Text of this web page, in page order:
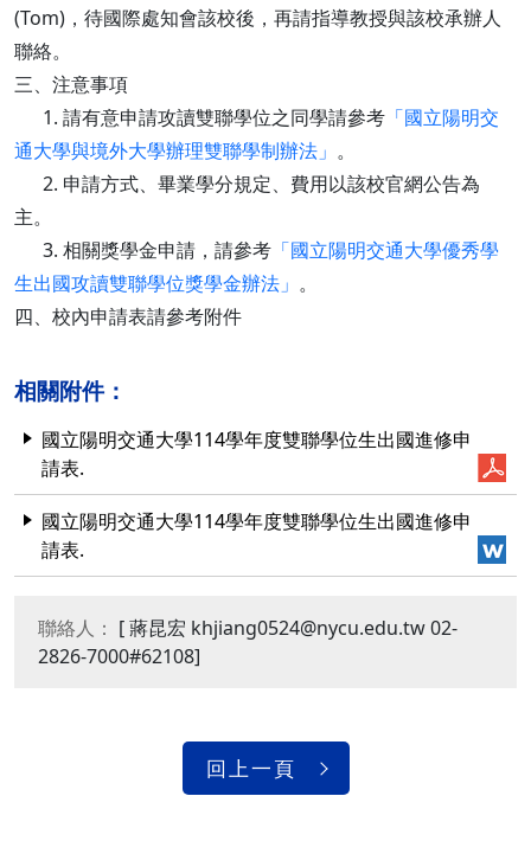
(Tom)，待國際處知會該校後，再請指導教授與該校承辦人
聯絡。
三、注意事項
1. 請有意申請攻讀雙聯學位之同學請參考 「國立陽明交
通大學與境外大學辦理雙聯學制辦法」 。
2. 申請方式、畢業學分規定、費用以該校官網公告為
主。
3. 相關獎學金申請，請參考 「國立陽明交通大學優秀學
生出國攻讀雙聯學位獎學金辦法」 。
四、校內申請表請參考附件
相關附件：
國立陽明交通大學114學年度雙聯學位生出國進修申
請表.
國立陽明交通大學114學年度雙聯學位生出國進修申
請表.
聯絡人： [ 蔣昆宏 khjiang0524@nycu.edu.tw 02-
2826-7000#62108]
回上一頁